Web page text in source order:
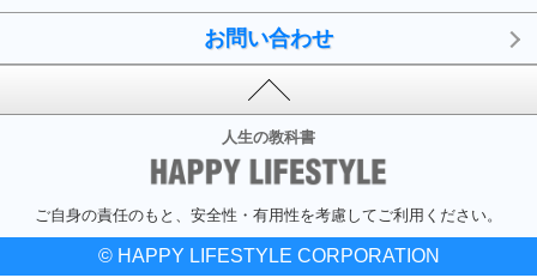
お問い合わせ
人生の教科書
ご自身の責任のもと、安全性・有用性を考慮してご利用ください。
© HAPPY LIFESTYLE CORPORATION